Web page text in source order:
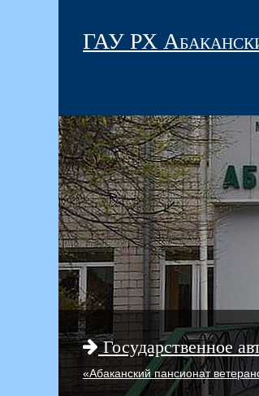
ГАУ РХ
Государственное
«Абаканский пансионат